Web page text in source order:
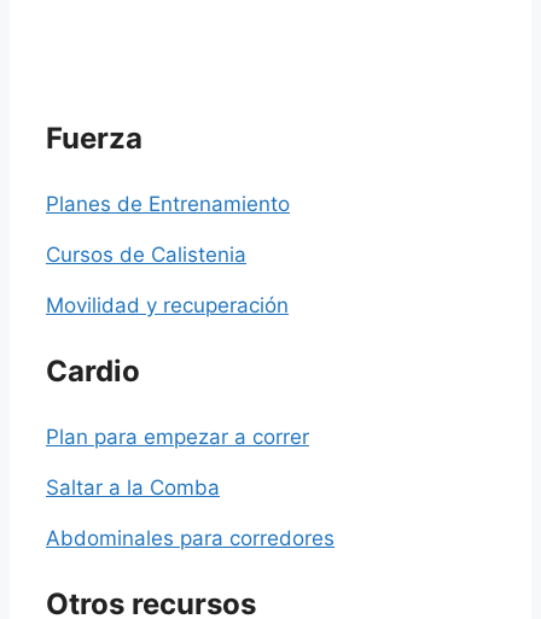
Fuerza
Planes de Entrenamiento
Cursos de Calistenia
Movilidad y recuperación
Cardio
Plan para empezar a correr
Saltar a la Comba
Abdominales para corredores
Otros recursos